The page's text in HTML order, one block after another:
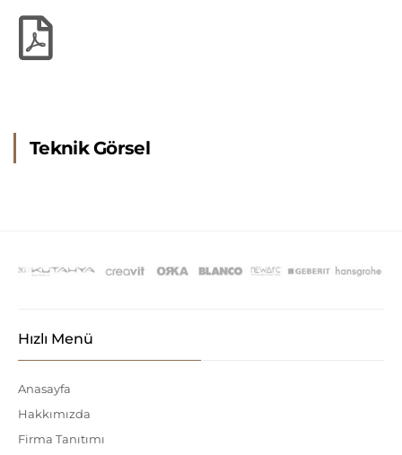
Teknik Görsel
Hızlı Menü
Anasayfa
Hakkımızda
Firma Tanıtımı